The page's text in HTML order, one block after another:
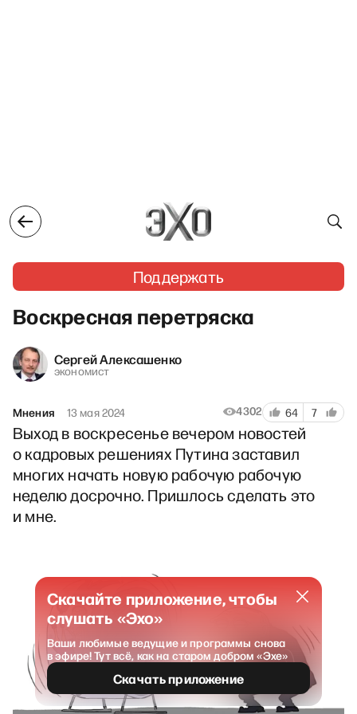
Поддержать
Воскресная перетряска
Сергей Алексашенко
экономист
Мнения 13 мая 2024 4302 64 7
Выход в воскресенье вечером новостей
о кадровых решениях Путина заставил
многих начать новую рабочую рабочую
неделю досрочно. Пришлось сделать это
и мне.
Скачайте приложение, чтобы
слушать «Эхо»
Ваши любимые ведущие и программы снова
в эфире! Тут всё, как на старом добром «Эхе»
Скачать приложение